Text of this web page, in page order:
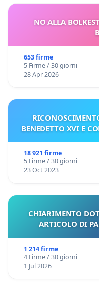
NO ALLA
653 firme
5 Firme / 30 giorni
28 Apr 2026
BENEDETTO XVI E
18 921 firme
5 Firme / 30 giorni
23 Oct 2023
CHIARIMENTO
ARTICOLO DI
1 214 firme
4 Firme / 30 giorni
1 Jul 2026